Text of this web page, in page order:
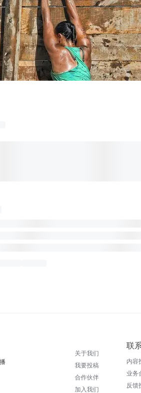
关于我们
我要投稿
合作伙伴
加入我们
联
内容
业务
反馈